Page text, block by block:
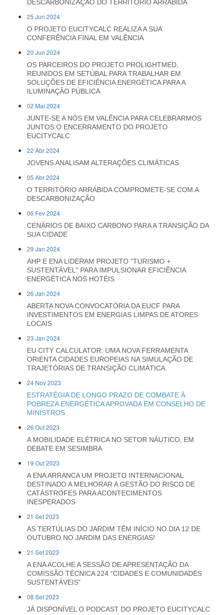
DESCARBONIZAÇÃO DO TERRITÓRIO ARRÁBIDA
25 Jun 2024
O PROJETO EUCITYCALC REALIZA A SUA
CONFERÊNCIA FINAL EM VALÊNCIA
20 Jun 2024
OS PARCEIROS DO PROJETO PROLIGHTMED,
REUNIDOS EM SETÚBAL PARA TRABALHAR EM
SOLUÇÕES DE EFICIÊNCIA ENERGÉTICA PARA A
ILUMINAÇÃO PÚBLICA
02 Mai 2024
JUNTE-SE A NÓS EM VALÊNCIA PARA CELEBRARMOS
JUNTOS O ENCERRAMENTO DO PROJETO
EUCITYCALC
22 Abr 2024
JOVENS ANALISAM ALTERAÇÕES CLIMÁTICAS
05 Abr 2024
O TERRITÓRIO ARRÁBIDA COMPROMETE-SE COM A
DESCARBONIZAÇÃO
06 Fev 2024
CENÁRIOS DE BAIXO CARBONO PARA A TRANSIÇÃO DA
SUA CIDADE
29 Jan 2024
AHP E ENA LIDERAM PROJETO "TURISMO +
SUSTENTÁVEL" PARA IMPULSIONAR EFICIÊNCIA
ENERGÉTICA NOS HOTÉIS
26 Jan 2024
ABERTA NOVA CONVOCATÓRIA DA EUCF PARA
INVESTIMENTOS EM ENERGIAS LIMPAS DE ATORES
LOCAIS
23 Jan 2024
EU CITY CALCULATOR: UMA NOVA FERRAMENTA
ORIENTA CIDADES EUROPEIAS NA SIMULAÇÃO DE
TRAJETÓRIAS DE TRANSIÇÃO CLIMÁTICA
24 Nov 2023
ESTRATÉGIA DE LONGO PRAZO DE COMBATE À
POBREZA ENERGÉTICA APROVADA EM CONSELHO DE
MINISTROS
26 Out 2023
A MOBILIDADE ELÉTRICA NO SETOR NÁUTICO, EM
DEBATE EM SESIMBRA
19 Out 2023
A ENA ARRANCA UM PROJETO INTERNACIONAL
DESTINADO A MELHORAR A GESTÃO DO RISCO DE
CATÁSTROFES PARA ACONTECIMENTOS
INESPERADOS
21 Set 2023
AS TERTÚLIAS DO JARDIM TÊM INÍCIO NO DIA 12 DE
OUTUBRO NO JARDIM DAS ENERGIAS!
21 Set 2023
A ENA ACOLHE A SESSÃO DE APRESENTAÇÃO DA
COMISSÃO TÉCNICA 224 “CIDADES E COMUNIDADES
SUSTENTÁVEIS”
08 Set 2023
JÁ DISPONÍVEL O PODCAST DO PROJETO EUCITYCALC